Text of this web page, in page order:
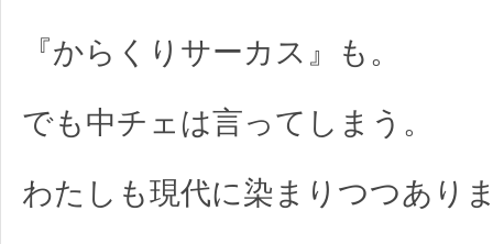
『からくりサーカス』も。
でも中チェは言ってしまう。
わたしも現代に染まりつつあり